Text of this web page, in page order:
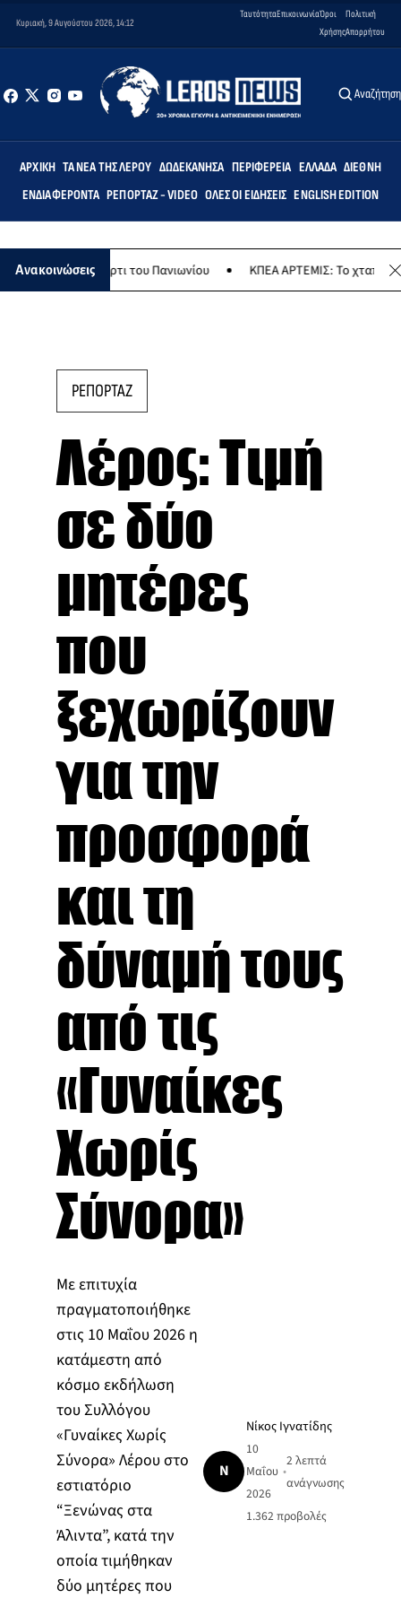
Κυριακή, 9 Αυγούστου 2026, 14:12
ΤαυτότηταΕπικοινωνίαΌροι
Χρήσης
Πολιτική
Απορρήτου
Αναζήτηση
ΑΡΧΙΚΉ ΤΑ ΝΈΑ ΤΗΣ ΛΈΡΟΥ ΔΩΔΕΚΆΝΗΣΑ ΠΕΡΙΦΈΡΕΙΑ ΕΛΛΆΔΑ ΔΙΕΘΝΉ
ΕΝΔΙΑΦΈΡΟΝΤΑ ΡΕΠΟΡΤΆΖ - VIDEO ΌΛΕΣ ΟΙ ΕΙΔΉΣΕΙΣ ENGLISH EDITION
Ανακοινώσεις
πάρτι του Πανιωνίου ΚΠΕΑ ΑΡΤΕΜΙΣ: Το χταποδοπίλαφο
ΡΕΠΟΡΤΑΖ
Λέρος: Τιμή
σε δύο
μητέρες
που
ξεχωρίζουν
για την
προσφορά
και τη
δύναμή τους
από τις
«Γυναίκες
Χωρίς
Σύνορα»
Με επιτυχία
πραγματοποιήθηκε
στις 10 Μαΐου 2026 η
κατάμεστη από
κόσμο εκδήλωση
του Συλλόγου
«Γυναίκες Χωρίς
Σύνορα» Λέρου στο
εστιατόριο
“Ξενώνας στα
Άλιντα”, κατά την
οποία τιμήθηκαν
δύο μητέρες που
Ν
Νίκος Ιγνατίδης
10
Μαΐου
2026
•
2 λεπτά
ανάγνωσης
1.362 προβολές